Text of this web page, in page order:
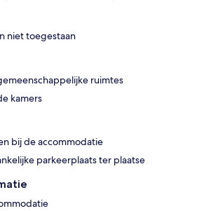
niet toegestaan
ruimtes
kamers
bij de accommodatie
parkeerplaats ter plaatse